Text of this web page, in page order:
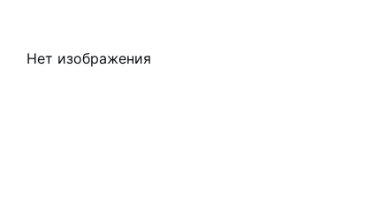
Нет изображения